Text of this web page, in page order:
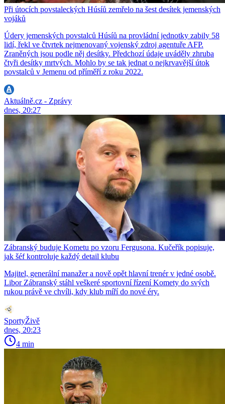
Při útocích povstaleckých Húsíů zemřelo na šest desítek jemenských
vojáků
Údery jemenských povstalců Húsíů na provládní jednotky zabily 58
lidí, řekl ve čtvrtek nejmenovaný vojenský zdroj agentuře AFP.
Zraněných jsou podle něj desítky. Předchozí údaje uváděly zhruba
čtyři desítky mrtvých. Mohlo by se tak jednat o nejkrvavější útok
povstalců v Jemenu od příměří z roku 2022.
Aktuálně.cz - Zprávy
dnes, 20:27
Zábranský buduje Kometu po vzoru Fergusona. Kučeřík popisuje,
jak šéf kontroluje každý detail klubu
Majitel, generální manažer a nově opět hlavní trenér v jedné osobě.
Libor Zábranský stáhl veškeré sportovní řízení Komety do svých
rukou právě ve chvíli, kdy klub míří do nové éry.
SportyŽivě
dnes, 20:23
4 min